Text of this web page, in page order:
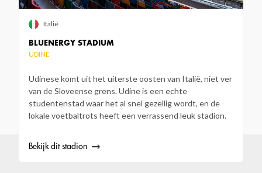
BLUENERGY STADIUM
UDINE
Udinese komt uit het uiterste oosten van Italië, niet ver
van de Sloveense grens. Udine is een echte
studentenstad waar het al snel gezellig wordt, en de
lokale voetbaltrots heeft een verrassend leuk stadion.
Italië
Bekijk dit stadion